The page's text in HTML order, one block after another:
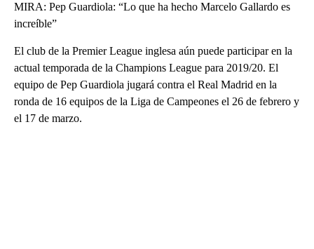
MIRA: Pep Guardiola: “Lo que ha hecho Marcelo Gallardo es
increíble”
El club de la Premier League inglesa aún puede participar en la
actual temporada de la Champions League para 2019/20. El
equipo de Pep Guardiola jugará contra el Real Madrid en la
ronda de 16 equipos de la Liga de Campeones el 26 de febrero y
el 17 de marzo.